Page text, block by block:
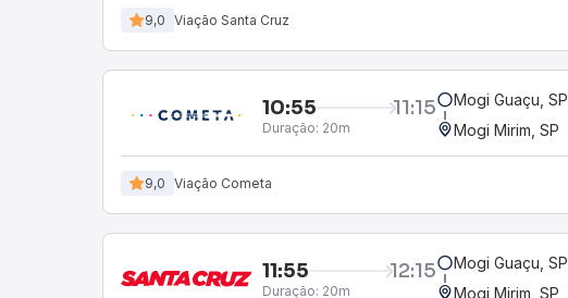
9,0 Viação Santa Cruz
10:55 11:15
Duração: 20m
Mogi Guaçu, SP
Mogi Mirim, SP
9,0 Viação Cometa
11:55 12:15
Duração: 20m
Mogi Guaçu, SP
Mogi Mirim, SP